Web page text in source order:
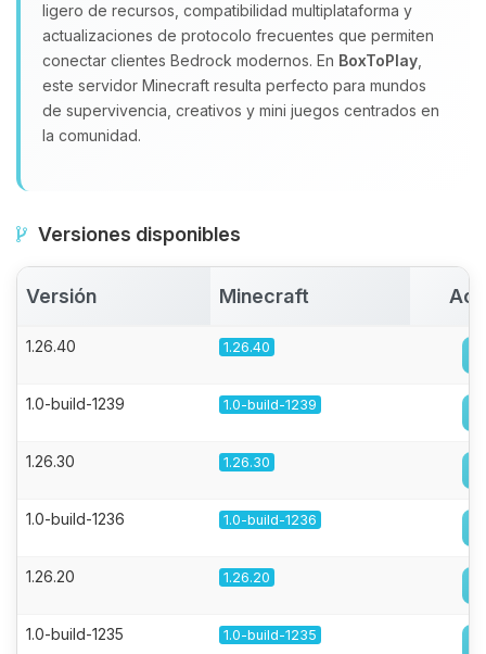
ligero de recursos, compatibilidad multiplataforma y
actualizaciones de protocolo frecuentes que permiten
conectar clientes Bedrock modernos. En BoxToPlay
este servidor Minecraft resulta perfecto para mundos
de supervivencia, creativos y mini juegos centrados en
la comunidad.
Versiones disponibles
Versión Minecraft
1.26.40 1.26.40
1.0-build-1239 1.0-build-1239
1.26.30 1.26.30
1.0-build-1236 1.0-build-1236
1.26.20 1.26.20
1.0-build-1235 1.0-build-1235
09/08/2026 11:23